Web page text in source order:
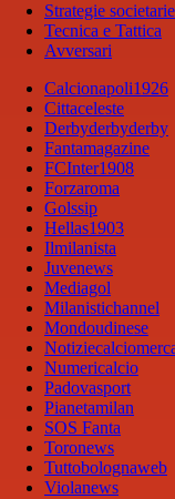
Strategie societarie
Tecnica e Tattica
Avversari
Calcionapoli1926
Cittaceleste
Derbyderbyderby
Fantamagazine
FCInter1908
Forzaroma
Golssip
Hellas1903
Ilmilanista
Juvenews
Mediagol
Milanistichannel
Mondoudinese
Numericalcio
Padovasport
Pianetamilan
SOS Fanta
Toronews
Tuttobolognaweb
Violanews